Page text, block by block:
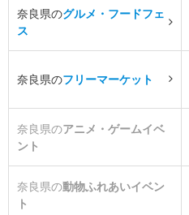
奈良県のグルメ・フードフェ
ス
奈良県のフリーマーケット
奈良県のアニメ・ゲームイベ
ント
奈良県の動物ふれあいイベン
ト